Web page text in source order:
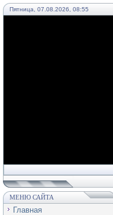
Пятница, 07.08.2026, 08:55
МЕНЮ САЙТА
Главная